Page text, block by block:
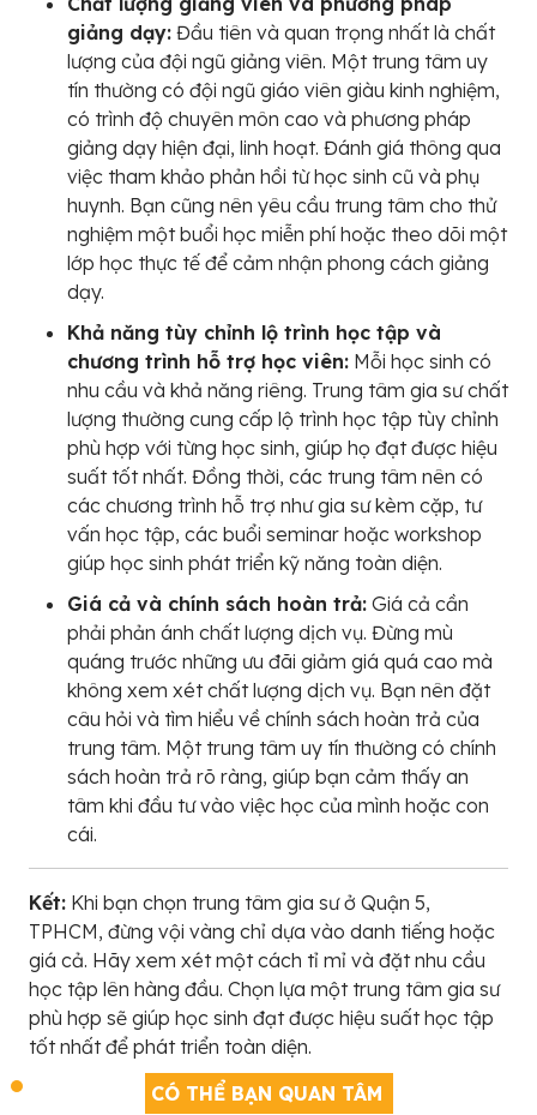
giảng dạy: Đầu tiên và quan trọng nhất là chất
lượng của đội ngũ giảng viên. Một trung tâm uy
tín thường có đội ngũ giáo viên giàu kinh nghiệm,
có trình độ chuyên môn cao và phương pháp
giảng dạy hiện đại, linh hoạt. Đánh giá thông qua
việc tham khảo phản hồi từ học sinh cũ và phụ
huynh. Bạn cũng nên yêu cầu trung tâm cho thử
nghiệm một buổi học miễn phí hoặc theo dõi một
lớp học thực tế để cảm nhận phong cách giảng
dạy.
Khả năng tùy chỉnh lộ trình học tập và
chương trình hỗ trợ học viên: Mỗi học sinh có
nhu cầu và khả năng riêng. Trung tâm gia sư chất
lượng thường cung cấp lộ trình học tập tùy chỉnh
phù hợp với từng học sinh, giúp họ đạt được hiệu
suất tốt nhất. Đồng thời, các trung tâm nên có
các chương trình hỗ trợ như gia sư kèm cặp, tư
vấn học tập, các buổi seminar hoặc workshop
giúp học sinh phát triển kỹ năng toàn diện.
Giá cả và chính sách hoàn trả: Giá cả cần
phải phản ánh chất lượng dịch vụ. Đừng mù
quáng trước những ưu đãi giảm giá quá cao mà
không xem xét chất lượng dịch vụ. Bạn nên đặt
câu hỏi và tìm hiểu về chính sách hoàn trả của
trung tâm. Một trung tâm uy tín thường có chính
sách hoàn trả rõ ràng, giúp bạn cảm thấy an
tâm khi đầu tư vào việc học của mình hoặc con
cái.
Kết: Khi bạn chọn trung tâm gia sư ở Quận 5,
TPHCM, đừng vội vàng chỉ dựa vào danh tiếng hoặc
giá cả. Hãy xem xét một cách tỉ mỉ và đặt nhu cầu
học tập lên hàng đầu. Chọn lựa một trung tâm gia sư
phù hợp sẽ giúp học sinh đạt được hiệu suất học tập
tốt nhất để phát triển toàn diện.
CÓ THỂ BẠN QUAN TÂM